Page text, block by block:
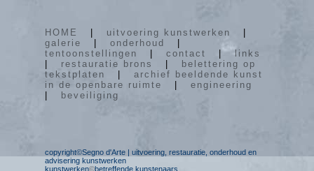
HOME uitvoering kunstwerken
galerie
onderhoud
tentoonstellingen
contact |links
restauratie brons
belettering op
tekstplaten
archief beeldende kunst
in de openbare ruimte
engineering
beveiliging
copyright©Segno d'Arte | uitvoering, restauratie, onderhoud en
advisering kunstwerken
kunstwerken©betreffende kunstenaars